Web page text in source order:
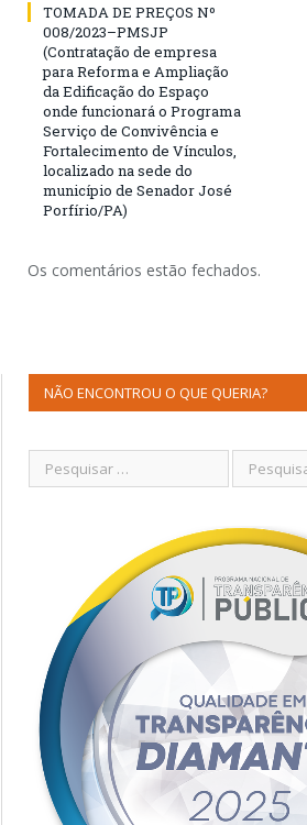
TOMADA DE PREÇOS Nº
008/2023–PMSJP
(Contratação de empresa
para Reforma e Ampliação
da Edificação do Espaço
onde funcionará o Programa
Serviço de Convivência e
Fortalecimento de Vínculos,
localizado na sede do
município de Senador José
Porfírio/PA)
Os comentários estão fechados.
NÃO ENCONTROU O QUE QUERIA?